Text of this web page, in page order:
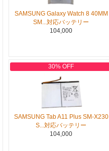
SAMSUNG Galaxy Watch 8 40MM
SM...対応バッテリー
104,000
30% OFF
SAMSUNG Tab A11 Plus SM-X230
S...対応バッテリー
104,000